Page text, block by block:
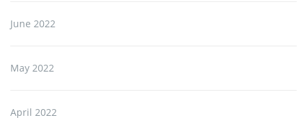
June 2022
May 2022
April 2022